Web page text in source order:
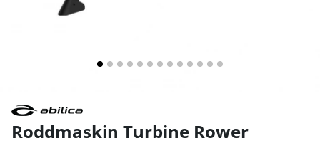
Roddmaskin Turbine Rower